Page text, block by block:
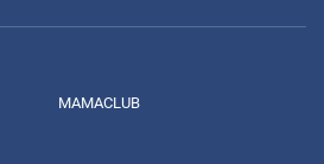
MAMACLUB